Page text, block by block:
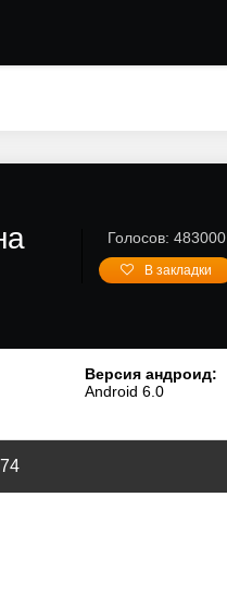
Голосов: 483000
В закладки
Версия андроид:
Android 6.0